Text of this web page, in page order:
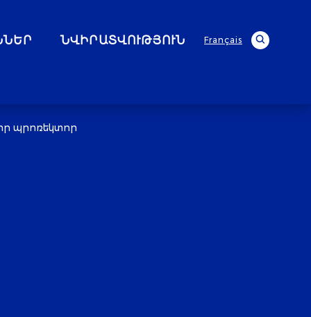
ՆՎԻՐԱՏՎՈՒԹՅՈՒՆ Français
պրոռեկտոր